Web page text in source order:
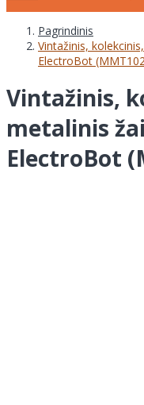
Pagrindinis
Vintažinis,
ElectroBot
Vintažinis,
metalinis
ElectroBot